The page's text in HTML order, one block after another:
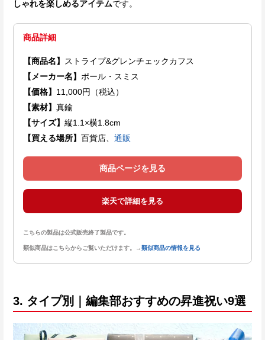
しゃれを楽しめるアイテムです。
商品詳細
【商品名】 ストライプ&グレンチェックカフス
【メーカー名】 ポール・スミス
【価格】 11,000円（税込）
【素材】 真鍮
【サイズ】 縦1.1×横1.8cm
【買える場所】 百貨店、 通販
商品ページを見る
楽天で詳細を見る
こちらの製品は公式販売終了製品です。
類似商品はこちらからご覧いただけます。→類似商品の情報を見る
3. タイプ別｜編集部おすすめの昇進祝い9選